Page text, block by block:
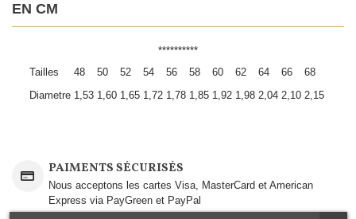
EN CM
**********
Tailles
48 50 52 54 56 58 60 62 64 66
68
Diametre 1,53 1,60 1,65 1,72 1,78 1,85 1,92 1,98 2,04 2,10 2,15
PAIMENTS SÉCURISÉS
Nous acceptons les cartes Visa, MasterCard et American
Express via PayGreen et PayPal